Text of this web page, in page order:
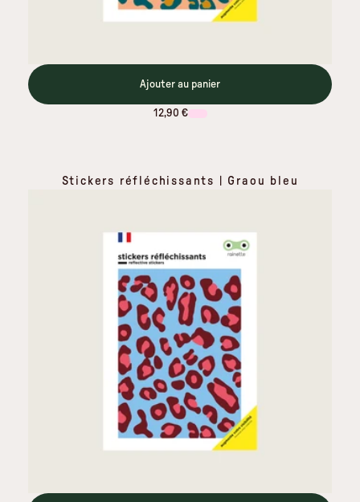
Ajouter au panier
12,90 €
Stickers réfléchissants | Graou bleu